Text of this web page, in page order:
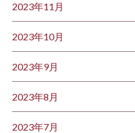
2023年11月
2023年10月
2023年9月
2023年8月
2023年7月